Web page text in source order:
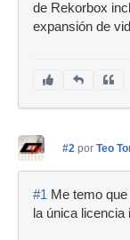
de Rekorbox
expansión de
#2 por Teo
#1 Me temo
la única